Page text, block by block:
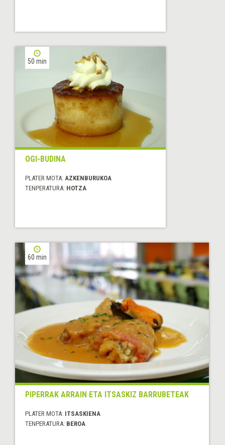
50 min
OGI-BUDINA
PLATER MOTA: AZKENBURUKOA
TENPERATURA: HOTZA
60 min
PIPERRAK ARRAIN ETA ITSASKIZ BARRUBETEAK
PLATER MOTA: ITSASKIENA
TENPERATURA: BEROA